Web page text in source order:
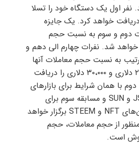
نفر اول یک دستگاه خود را تسلا
۵۰،۰۰۰ دلار دریافت خواهد کرد. یک جایزه
نفرات دوم و سوم به نسبت حجم
خواهد شد. نفرات چهارم الی دهم و
الی ۵۰ به ترتیب به نسبت حجم معاملات آنها
بخشی از جوایز ۲۰،۰۰۰ دلاری و ۳۰،۰۰۰ دلاری را دریافت
با همان شرایط برای بازارهای
اسپات توکن‌های JST و SUN و مسابقه سوم برای
بازارهای اسپات توکن‌های NFT و STEEM برگزار خواهد
از حجم معاملات، حجم
است.